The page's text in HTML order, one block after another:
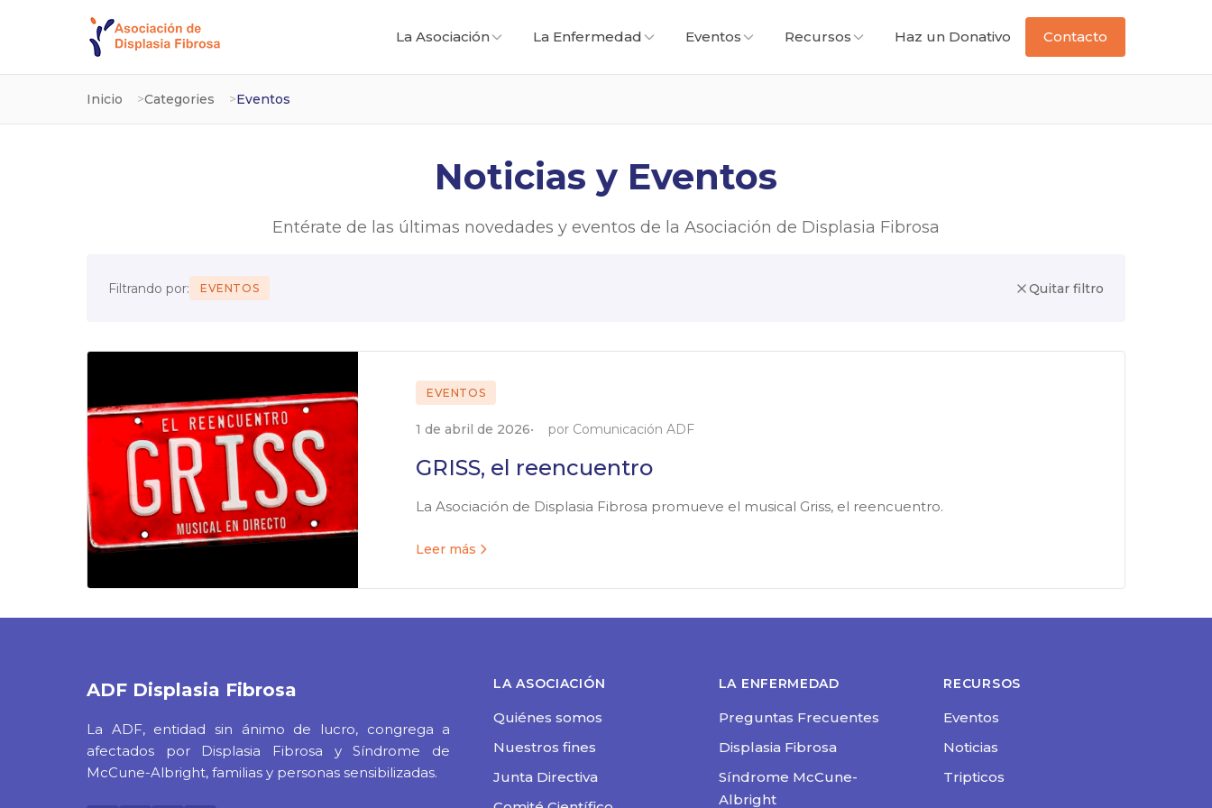
La Asociación La Enfermedad Eventos Recursos Haz un Donativo Contacto
Inicio Categories Eventos
Noticias y Eventos
Entérate de las últimas novedades y eventos de la Asociación de Displasia Fibrosa
Filtrando por: EVENTOS Quitar filtro
EVENTOS
1 de abril de 2026 por Comunicación ADF
GRISS, el reencuentro
La Asociación de Displasia Fibrosa promueve el musical Griss, el reencuentro.
Leer más
ADF Displasia Fibrosa
La ADF, entidad sin ánimo de lucro, congrega a
afectados por Displasia Fibrosa y Síndrome de
McCune-Albright, familias y personas sensibilizadas.
LA ASOCIACIÓN
Quiénes somos
Nuestros fines
Junta Directiva
LA ENFERMEDAD
Preguntas Frecuentes
Displasia Fibrosa
Síndrome McCune-
Albright
RECURSOS
Eventos
Noticias
Tripticos